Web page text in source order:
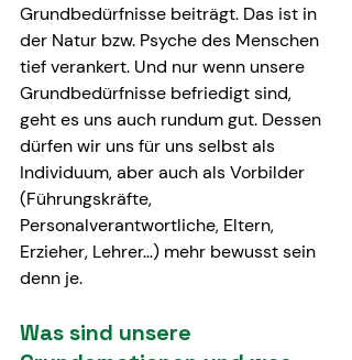
Grundbedürfnisse beiträgt. Das ist in
der Natur bzw. Psyche des Menschen
tief verankert. Und nur wenn unsere
Grundbedürfnisse befriedigt sind,
geht es uns auch rundum gut. Dessen
dürfen wir uns für uns selbst als
Individuum, aber auch als Vorbilder
(Führungskräfte,
Personalverantwortliche, Eltern,
Erzieher, Lehrer…) mehr bewusst sein
denn je.
Was sind unsere